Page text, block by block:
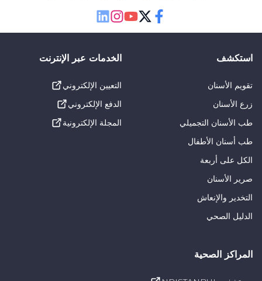
استكشف
تقويم الأسنان
زرع الأسنان
طب الأسنان التجميلي
طب أسنان الأطفال
الكل على أربعة
صرير الأسنان
التخدير والإنعاش
الدليل الصحي
الخدمات عبر الإنترنت
التعيين الإلكتروني
الدفع الإلكتروني
المجلة الإلكترونية
المراكز الصحية